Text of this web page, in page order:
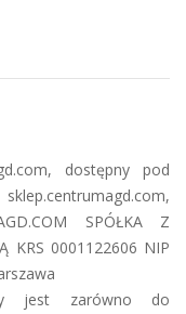
dostępny pod
SPÓŁKA Z
KRS 0001122606 NIP
jest zarówno do